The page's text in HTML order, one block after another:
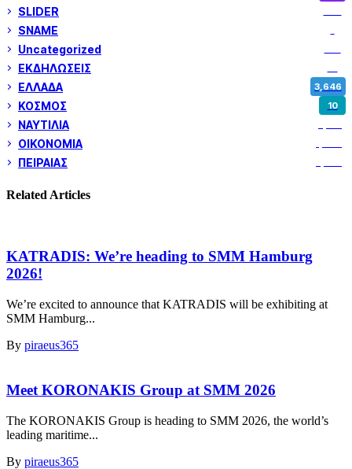
SLIDER
SNAME
Uncategorized
ΕΚΔΗΛΩΣΕΙΣ
ΕΛΛΑΔΑ 3,646
ΚΟΣΜΟΣ 10
ΝΑΥΤΙΛΙΑ
ΟΙΚΟΝΟΜΙΑ
ΠΕΙΡΑΙΑΣ
Related Articles
KATRADIS: We’re heading to SMM Hamburg
2026!
We’re excited to announce that KATRADIS will be exhibiting at
SMM Hamburg...
By piraeus365
Meet KORONAKIS Group at SMM 2026
The KORONAKIS Group is heading to SMM 2026, the world’s
leading maritime...
By piraeus365